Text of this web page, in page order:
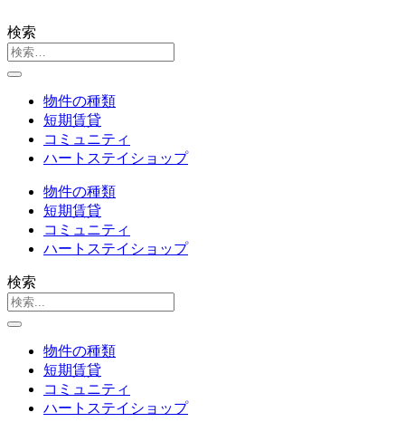
検索
物件の種類
短期賃貸
コミュニティ
ハートステイショップ
物件の種類
短期賃貸
コミュニティ
ハートステイショップ
検索
物件の種類
短期賃貸
コミュニティ
ハートステイショップ